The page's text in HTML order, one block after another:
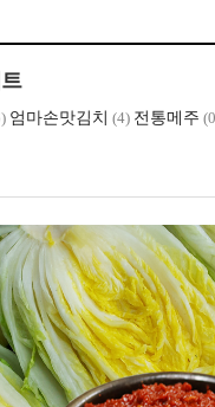
엄마손맛김치 (4) 전통메주